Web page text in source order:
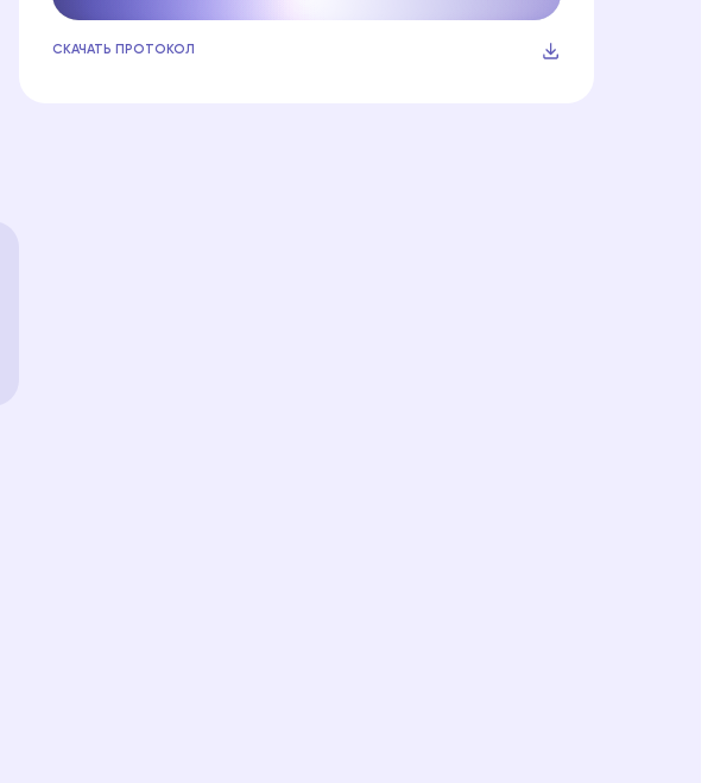
СКАЧАТЬ ПРОТОКОЛ